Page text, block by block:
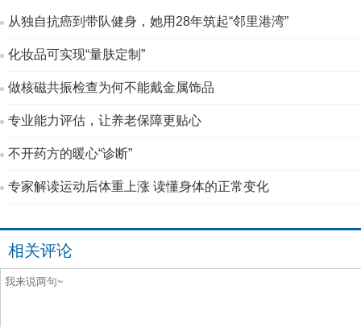
从独自抗癌到带队健身，她用28年筑起“邻里港湾”
化妆品可实现“量肤定制”
做核磁共振检查为何不能戴金属饰品
专业能力评估，让养老保障更贴心
不开药方的暖心“诊断”
专家解读运动后体重上涨 读懂身体的正常变化
相关评论